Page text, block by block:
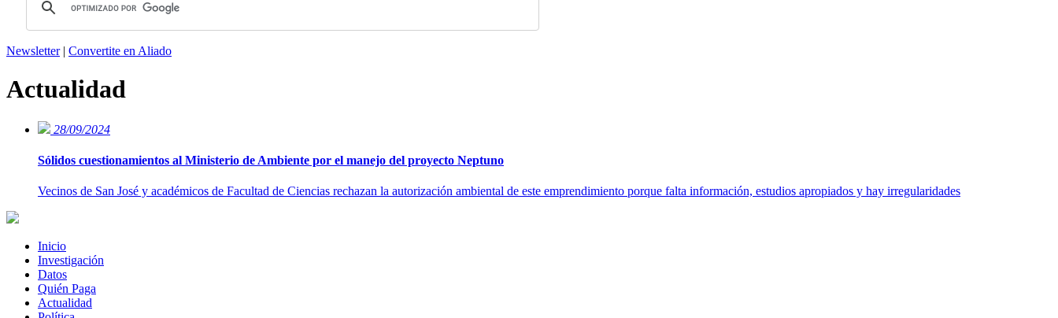
Newsletter| Convertite en Aliado
Actualidad
28/09/2024
Sólidos cuestionamientos al Ministerio de Ambiente por el manejo del proyecto Neptuno
Vecinos de San José y académicos de Facultad de Ciencias rechazan la autorización ambiental de este emprendimiento porque falta información, estudios apropiados y hay irregularidades
Inicio
Investigación
Datos
Quién Paga
Actualidad